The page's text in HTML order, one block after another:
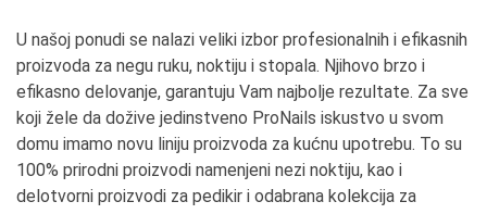
U našoj ponudi se nalazi veliki izbor profesionalnih i efikasnih
proizvoda za negu ruku, noktiju i stopala. Njihovo brzo i
efikasno delovanje, garantuju Vam najbolje rezultate. Za sve
koji žele da dožive jedinstveno ProNails iskustvo u svom
domu imamo novu liniju proizvoda za kućnu upotrebu. To su
100% prirodni proizvodi namenjeni nezi noktiju, kao i
delotvorni proizvodi za pedikir i odabrana kolekcija za